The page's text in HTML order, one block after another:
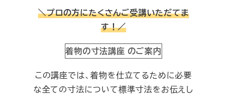
＼プロの方にたくさんご受講いただてま
す！／
着物の寸法講座 のご案内
この講座では、着物を仕立てるために必要
な全ての寸法について標準寸法をお伝えし